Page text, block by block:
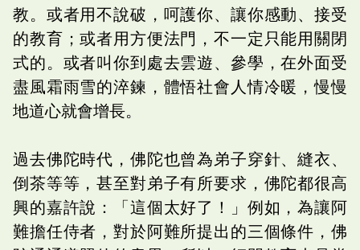
教。或者用不說破，呵護你、讓你感動、接受
的教育；或者用方便法門，不一定只能用關閉
式的。或者叫你到處去雲遊、參學，在外面受
盡風霜雨雪的淬鍊，體悟社會人情冷暖，慢慢
地道心就會增長。
過去佛陀時代，佛陀也曾為弟子穿針、縫衣、
倒茶等等，甚至對弟子有所要求，佛陀都很高
興的嘉許說：「這個太好了！」例如，為讓阿
難擔任侍者，對於阿難所提出的三個條件，佛